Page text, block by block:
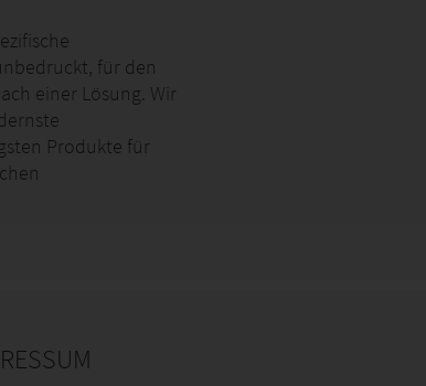
für den
einer Lösung. Wir
Produkte für